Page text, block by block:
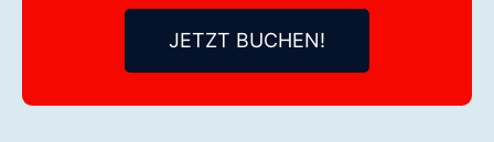
JETZT BUCHEN!